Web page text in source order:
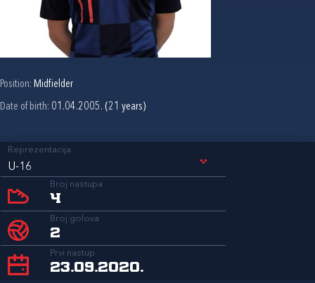
Position: Midfielder
Date of birth: 01.04.2005. (21 years)
Reprezentacija
U-16
Broj nastupa
4
Broj golova
2
Prvi nastup
23.09.2020.